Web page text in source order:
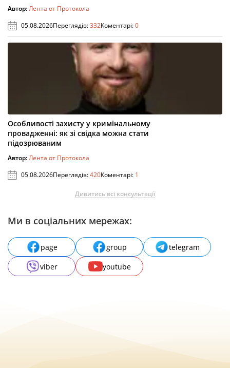
Автор:Лента от Протокола
05.08.2026Переглядів:332Коментарі:0
Особливості захисту у кримінальному
провадженні: як зі свідка можна стати
підозрюваним
Автор:Лента от Протокола
05.08.2026Переглядів:420Коментарі: 1
Дивитись всі консультації
Ми в соціальних мережах:
page group
telegram
viber
youtube